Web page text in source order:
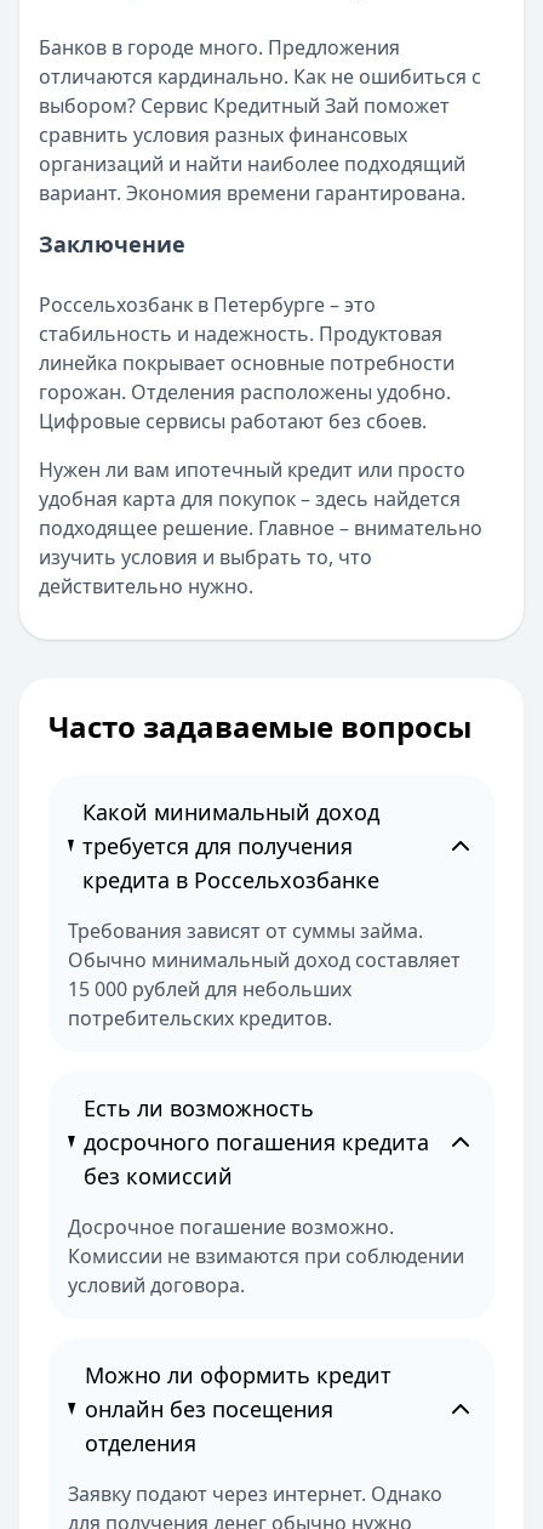
Банков в городе много. Предложения
отличаются кардинально. Как не ошибиться с
выбором? Сервис Кредитный Зай поможет
сравнить условия разных финансовых
организаций и найти наиболее подходящий
вариант. Экономия времени гарантирована.
Заключение
Россельхозбанк в Петербурге – это
стабильность и надежность. Продуктовая
линейка покрывает основные потребности
горожан. Отделения расположены удобно.
Цифровые сервисы работают без сбоев.
Нужен ли вам ипотечный кредит или просто
удобная карта для покупок – здесь найдется
подходящее решение. Главное – внимательно
изучить условия и выбрать то, что
действительно нужно.
Часто задаваемые вопросы
Какой минимальный доход
требуется для получения
кредита в Россельхозбанке
Требования зависят от суммы займа.
Обычно минимальный доход составляет
15 000 рублей для небольших
потребительских кредитов.
Есть ли возможность
досрочного погашения кредита
без комиссий
Досрочное погашение возможно.
Комиссии не взимаются при соблюдении
условий договора.
Можно ли оформить кредит
онлайн без посещения
отделения
Заявку подают через интернет. Однако
для получения денег обычно нужно